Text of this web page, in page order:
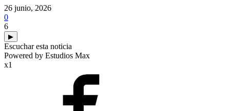
26 junio, 2026
0
6
▶
Escuchar esta noticia
Powered by Estudios Max
x1